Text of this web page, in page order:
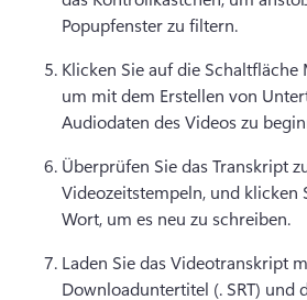
Popupfenster zu filtern.
Klicken Sie auf die
um mit dem Erstellen von
Audiodaten des Videos zu
Überprüfen Sie das Transkript
Videozeitstempeln, und klicken
Wort, um es neu zu schreiben.
Laden Sie das Videotranskript
Downloaduntertitel (. SRT) und